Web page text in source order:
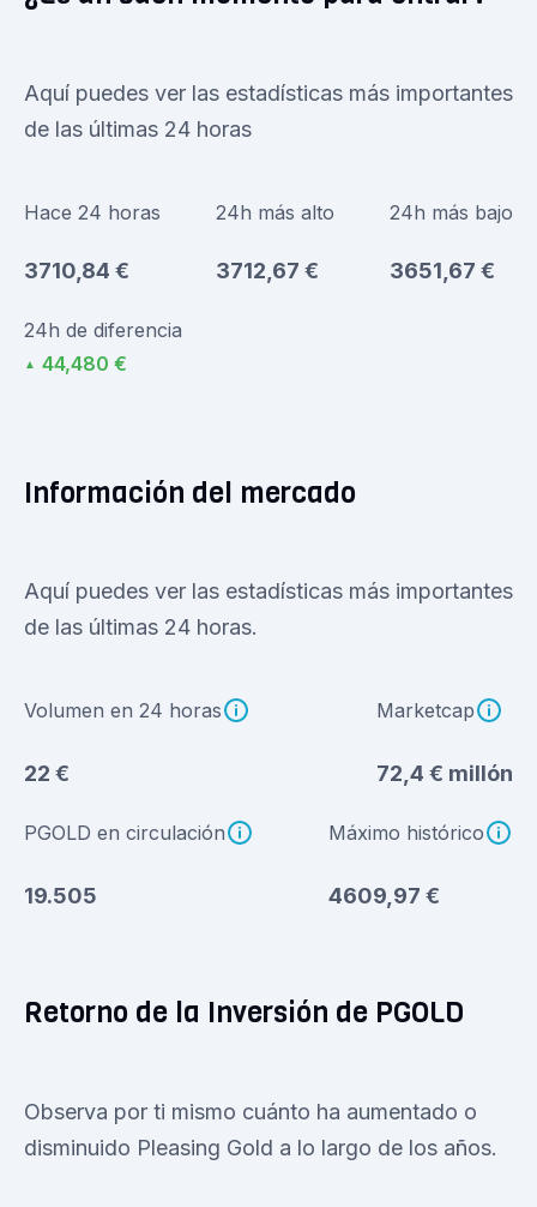
Aquí puedes ver las estadísticas más importantes
de las últimas 24 horas
Hace 24 horas
3710,84 €
24h más alto
3712,67 €
24h más bajo
3651,67 €
24h de diferencia
▲ 44,480 €
Información del mercado
Aquí puedes ver las estadísticas más importantes
de las últimas 24 horas.
Volumen en 24 horas
22 €
Marketcap
72,4 € millón
PGOLD en circulación
19.505
Máximo histórico
4609,97 €
Retorno de la Inversión de PGOLD
Observa por ti mismo cuánto ha aumentado o
disminuido Pleasing Gold a lo largo de los años.